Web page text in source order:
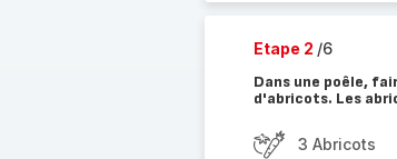
Etape 2 /6
Dans une poêle,
d'abricots. Les
3 Abricots